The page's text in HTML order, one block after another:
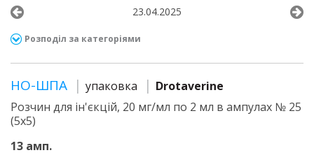
23.04.2025
Розподіл за категоріями
НО-ШПА упаковка
Drotaverine
Розчин для ін'єкцій, 20 мг/мл по 2 мл в ампулах № 25
(5х5)
13 амп.